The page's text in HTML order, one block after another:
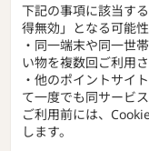
下記の事項に該当す
得無効」となる可能性
・同一端末や同一世
い物を複数回ご利用
・他のポイントサイ
て一度でも同サービ
ご利用前には、
します。